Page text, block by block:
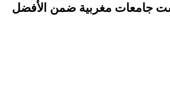
ست جامعات مغربية ضمن الأفضل